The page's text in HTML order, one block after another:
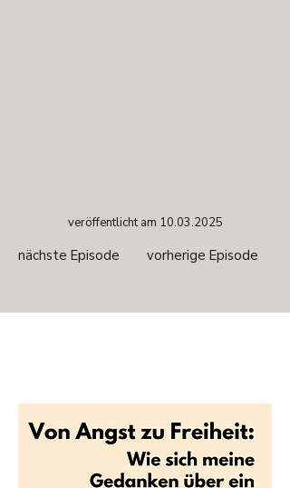
veröffentlicht am 10.03.2025
nächste Episode vorherige Episode